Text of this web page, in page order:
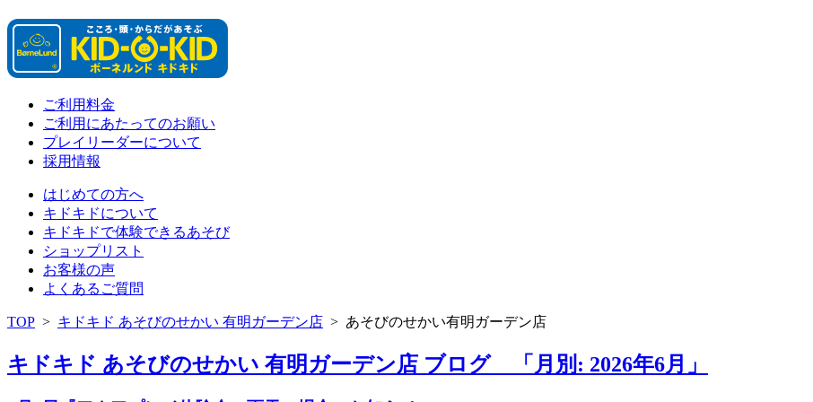
ご利用料金
ご利用にあたってのお願い
プレイリーダーについて
採用情報
はじめての方へ
キドキドについて
キドキドで体験できるあそび
ショップリスト
お客様の声
よくあるご質問
TOP > キドキド あそびのせかい 有明ガーデン店 > あそびのせかい有明ガーデン店
キドキド あそびのせかい 有明ガーデン店 ブログ 「月別: 2026年6月」